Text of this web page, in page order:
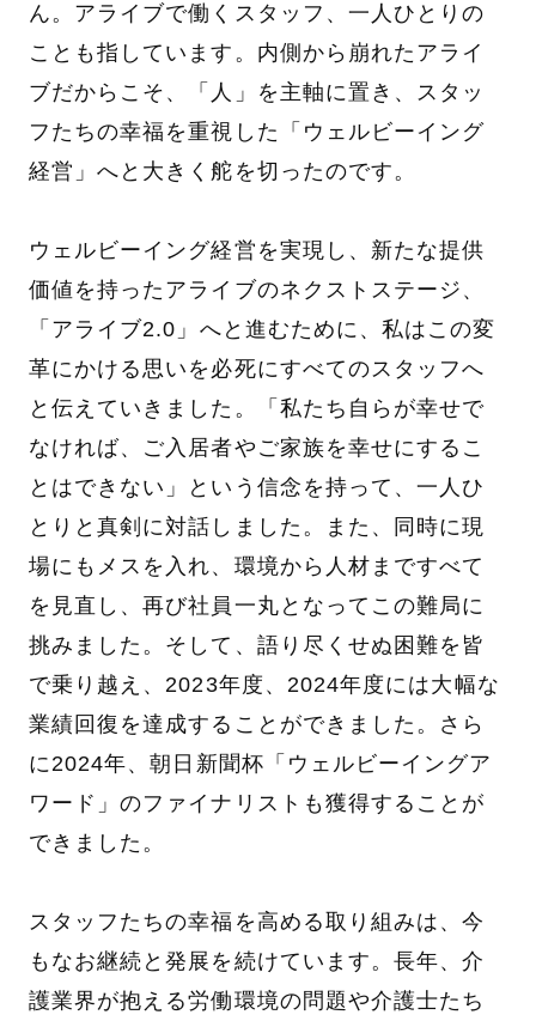
ん。アライブで働くスタッフ、一人ひとりの
ことも指しています。内側から崩れたアライ
ブだからこそ、「人」を主軸に置き、スタッ
フたちの幸福を重視した「ウェルビーイング
経営」へと大きく舵を切ったのです。
ウェルビーイング経営を実現し、新たな提供
価値を持ったアライブのネクストステージ、
「アライブ2.0」へと進むために、私はこの変
革にかける思いを必死にすべてのスタッフへ
と伝えていきました。「私たち自らが幸せで
なければ、ご入居者やご家族を幸せにするこ
とはできない」という信念を持って、一人ひ
とりと真剣に対話しました。また、同時に現
場にもメスを入れ、環境から人材まですべて
を見直し、再び社員一丸となってこの難局に
挑みました。そして、語り尽くせぬ困難を皆
で乗り越え、2023年度、2024年度には大幅な
業績回復を達成することができました。さら
に2024年、朝日新聞杯「ウェルビーイングア
ワード」のファイナリストも獲得することが
できました。
スタッフたちの幸福を高める取り組みは、今
もなお継続と発展を続けています。長年、介
護業界が抱える労働環境の問題や介護士たち